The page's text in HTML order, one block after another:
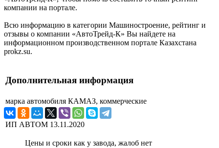
компании на портале.
Всю информацию в категории Машиностроение, рейтинг и
отзывы о компании «АвтоТрейд-К» Вы найдете на
информационном производственном портале Казахстана
prokz.su.
Дополнительная информация
марка автомобиля КАМАЗ, коммерческие
ИП АВТОМ 13.11.2020
Цены и сроки как у завода, жалоб нет